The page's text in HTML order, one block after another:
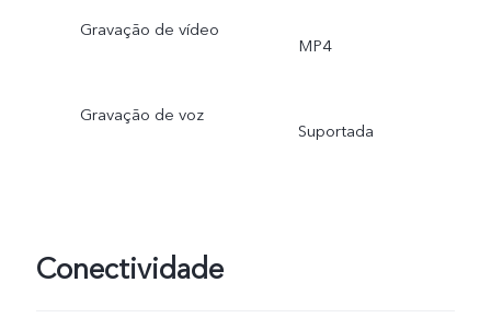
Gravação de vídeo
MP4
Gravação de voz
Suportada
Conectividade